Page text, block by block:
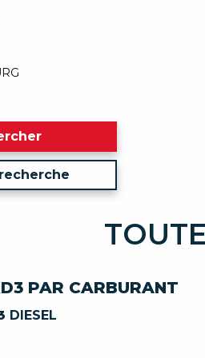
PAR CARBURANT
DIESEL